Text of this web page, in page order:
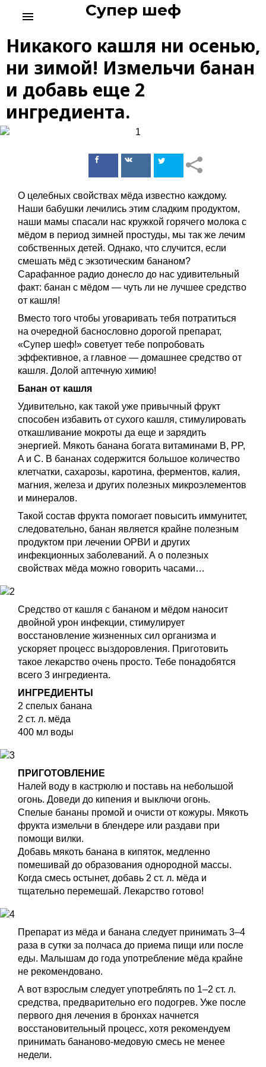
t
e
Супер шеф
menu
Никакого кашля ни осенью,
ни зимой! Измельчи банан
и добавь еще 2
ингредиента.
ПоделитьсяПоделиться
О целебных свойствах мёда известно каждому.
Наши бабушки лечились этим сладким продуктом,
наши мамы спасали нас кружкой горячего молока с
мёдом в период зимней простуды, мы так же лечим
собственных детей. Однако, что случится, если
смешать мёд с экзотическим бананом?
Сарафанное радио донесло до нас удивительный
факт: банан с мёдом — чуть ли не лучшее средство
от кашля!
Вместо того чтобы уговаривать тебя потратиться
на очередной баснословно дорогой препарат,
«Супер шеф!» советует тебе попробовать
эффективное, а главное — домашнее средство от
кашля. Долой аптечную химию!
Банан от кашля
Удивительно, как такой уже привычный фрукт
способен избавить от сухого кашля, стимулировать
откашливание мокроты да еще и зарядить
энергией. Мякоть банана богата витаминами B, PP,
A и C. В бананах содержится большое количество
клетчатки, сахарозы, каротина, ферментов, калия,
магния, железа и других полезных микроэлементов
и минералов.
Такой состав фрукта помогает повысить иммунитет,
следовательно, банан является крайне полезным
продуктом при лечении ОРВИ и других
инфекционных заболеваний. А о полезных
свойствах мёда можно говорить часами…
Средство от кашля с бананом и мёдом наносит
двойной урон инфекции, стимулирует
восстановление жизненных сил организма и
ускоряет процесс выздоровления. Приготовить
такое лекарство очень просто. Тебе понадобятся
всего 3 ингредиента.
ИНГРЕДИЕНТЫ
2 спелых банана
2 ст. л. мёда
400 мл воды
ПРИГОТОВЛЕНИЕ
Налей воду в кастрюлю и поставь на небольшой
огонь. Доведи до кипения и выключи огонь.
Спелые бананы промой и очисти от кожуры. Мякоть
фрукта измельчи в блендере или раздави при
помощи вилки.
Добавь мякоть банана в кипяток, медленно
помешивай до образования однородной массы.
Когда смесь остынет, добавь 2 ст. л. мёда и
тщательно перемешай. Лекарство готово!
Препарат из мёда и банана следует принимать 3–4
раза в сутки за полчаса до приема пищи или после
еды. Малышам до года употребление мёда крайне
не рекомендовано.
А вот взрослым следует употреблять по 1–2 ст. л.
средства, предварительно его подогрев. Уже после
первого дня лечения в бронхах начнется
восстановительный процесс, хотя рекомендуем
принимать бананово-медовую смесь не менее
недели.